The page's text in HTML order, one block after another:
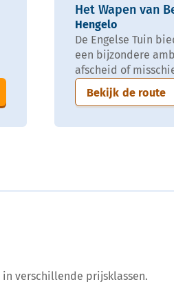
Het Wapen van
Hengelo
De Engelse Tuin
een bijzondere
afscheid of
Bekijk de route
verschillende prijsklassen.